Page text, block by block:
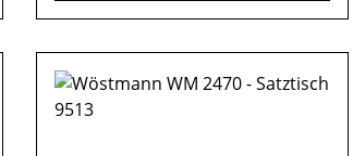
verschiedenen Bildschirmen
Beimöbel sind nicht enthalten.
Abbildung kann abweichen.